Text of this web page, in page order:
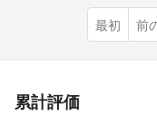
最初 前
累計評価